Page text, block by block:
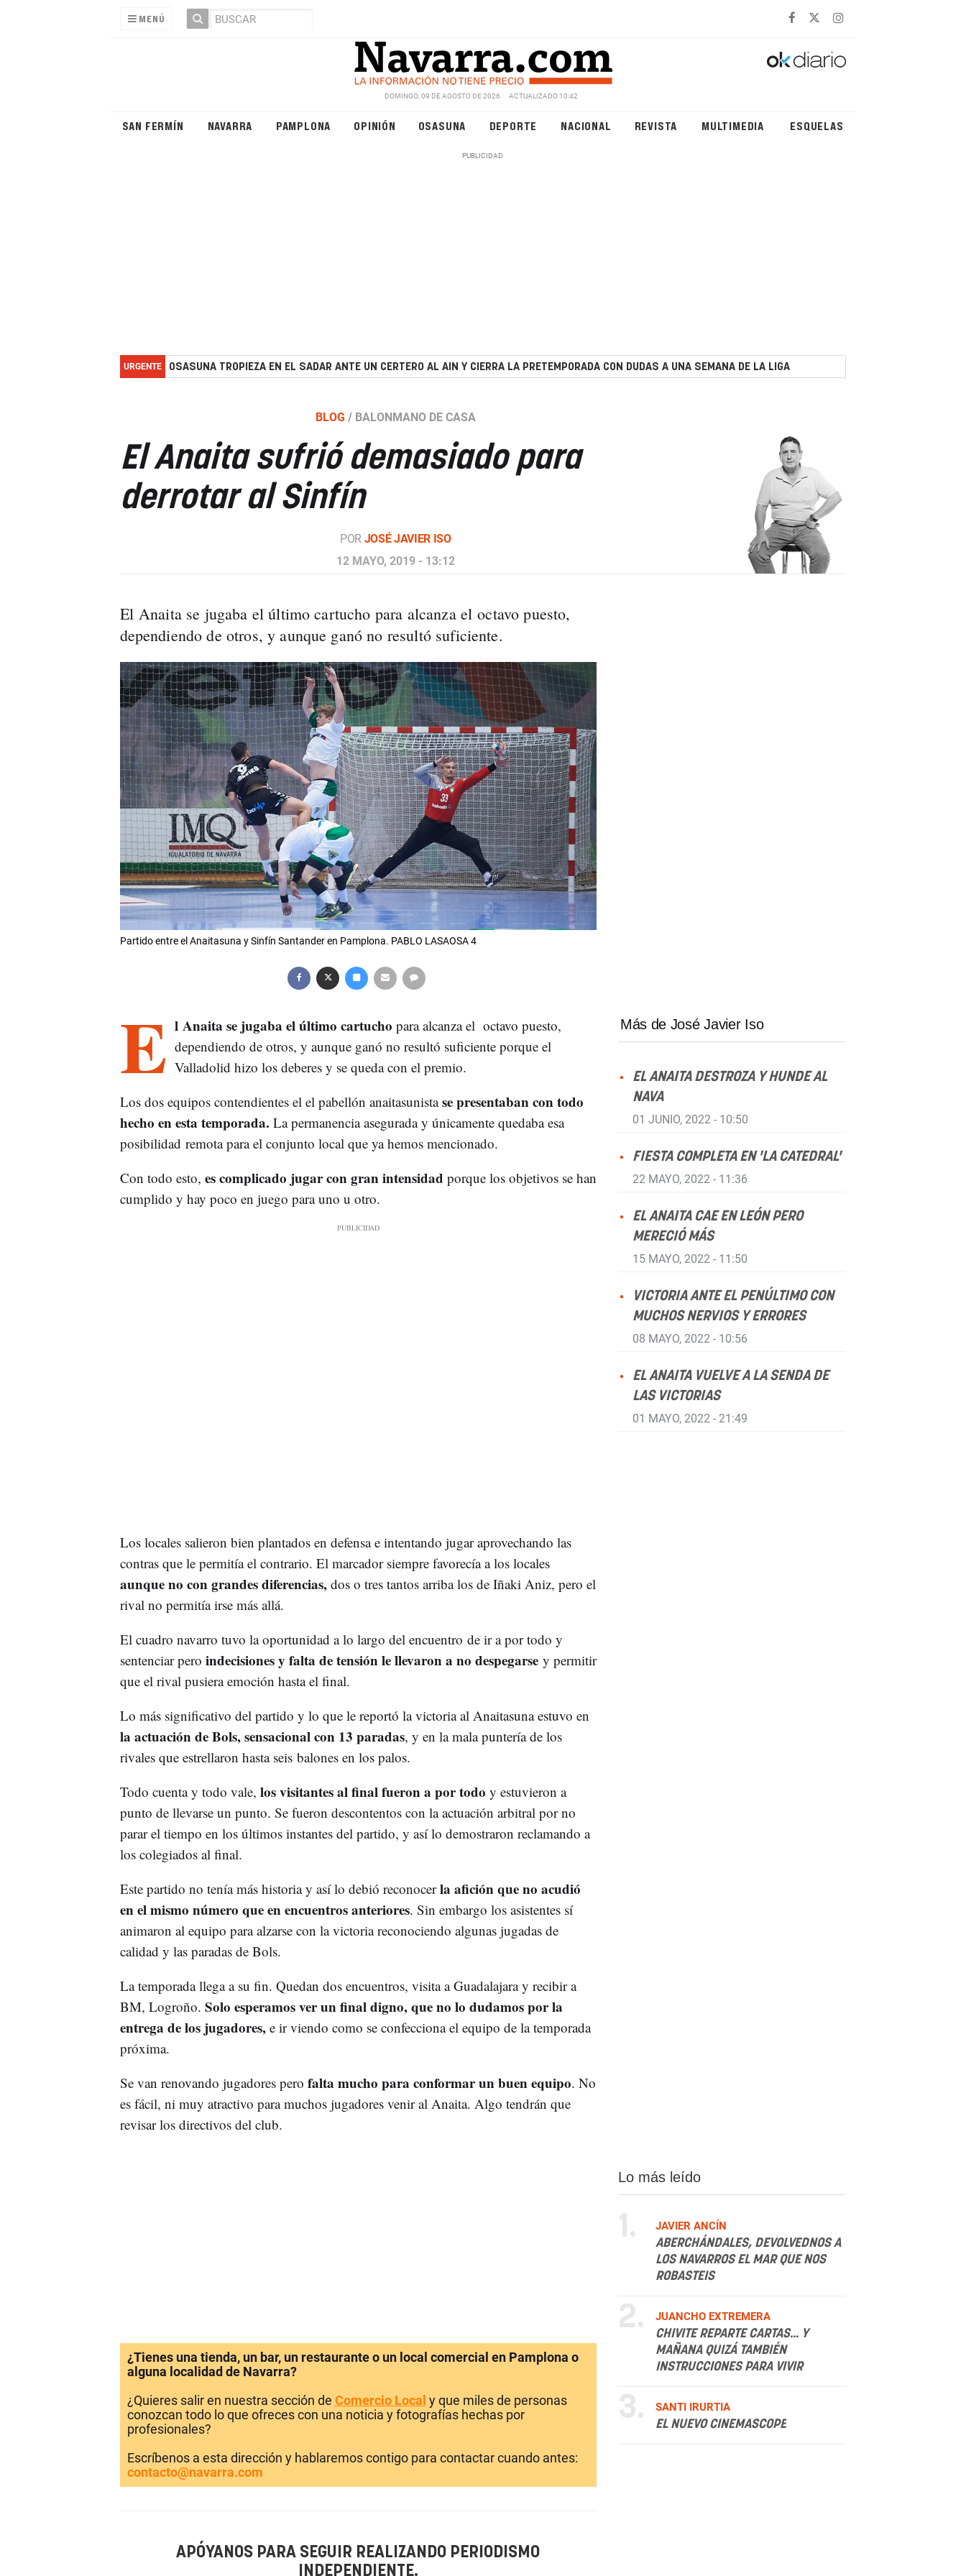
MENÚ
DOMINGO, 09 DE AGOSTO DE 2026 ACTUALIZADO 10:42
SAN FERMÍN NAVARRA PAMPLONA OPINIÓN OSASUNA DEPORTE NACIONAL REVISTA MULTIMEDIA ESQUELAS
URGENTE OSASUNA TROPIEZA EN EL SADAR ANTE UN CERTERO AL AIN Y CIERRA LA PRETEMPORADA CON DUDAS A UNA SEMANA DE LA LIGA
BLOG / BALONMANO DE CASA
El Anaita sufrió demasiado para
derrotar al Sinfín
POR JOSÉ JAVIER ISO
12 MAYO, 2019 - 13:12
El Anaita se jugaba el último cartucho para alcanza el octavo puesto,
dependiendo de otros, y aunque ganó no resultó suficiente.
Partido entre el Anaitasuna y Sinfín Santander en Pamplona. PABLO LASAOSA 4
E l Anaita se jugaba el último cartucho para alcanza el octavo puesto,
dependiendo de otros, y aunque ganó no resultó suficiente porque el
Valladolid hizo los deberes y se queda con el premio.
Los dos equipos contendientes el el pabellón anaitasunistase presentaban con todo
hecho en esta temporada. La permanencia asegurada y únicamente quedaba esa
posibilidad remota para el conjunto local que ya hemos mencionado.
Con todo esto, es complicado jugar con gran intensidad porque los objetivos se han
cumplido y hay poco en juego para uno u otro.
Los locales salieron bien plantados en defensa e intentando jugar aprovechando las
contras que le permitía el contrario. El marcador siempre favorecía a los locales
aunque no con grandes diferencias,dos o tres tantos arriba los de Iñaki Aniz, pero el
rival no permitía irse más allá.
El cuadro navarro tuvo la oportunidad a lo largo del encuentro de ir a por todo y
sentenciar pero indecisiones y falta de tensión le llevaron a no despegarsey permitir
que el rival pusiera emoción hasta el final.
Lo más significativo del partido y lo que le reportó la victoria al Anaitasuna estuvo en
la actuación de Bols, sensacional con 13 paradas, y en la mala puntería de los
rivales que estrellaron hasta seis balones en los palos.
Todo cuenta y todo vale, los visitantes al final fueron a por todo y estuvieron a
punto de llevarse un punto. Se fueron descontentos con la actuación arbitral por no
parar el tiempo en los últimos instantes del partido, y así lo demostraron reclamando a
los colegiados al final.
Este partido no tenía más historia y así lo debió reconocerla afición que no acudió
en el mismo número que en encuentros anteriores. Sin embargo los asistentes sí
animaron al equipo para alzarse con la victoria reconociendo algunas jugadas de
calidad y las paradas de Bols.
La temporada llega a su fin. Quedan dos encuentros, visita a Guadalajara y recibir a
BM, Logroño. Solo esperamos ver un final digno, que no lo dudamos por la
entrega de los jugadores,e ir viendo como se confecciona el equipo de la temporada
próxima.
Se van renovando jugadores pero falta mucho para conformar un buen equipo. No
es fácil, ni muy atractivo para muchos jugadores venir al Anaita. Algo tendrán que
revisar los directivos del club.
Más de José Javier Iso
EL ANAITA DESTROZA Y HUNDE AL
NAVA
01 JUNIO, 2022 - 10:50
FIESTA COMPLETA EN 'LA CATEDRAL'
22 MAYO, 2022 - 11:36
EL ANAITA CAE EN LEÓN PERO
MERECIÓ MÁS
15 MAYO, 2022 - 11:50
VICTORIA ANTE EL PENÚLTIMO CON
MUCHOS NERVIOS Y ERRORES
08 MAYO, 2022 - 10:56
EL ANAITA VUELVE A LA SENDA DE
LAS VICTORIAS
01 MAYO, 2022 - 21:49
¿Tienes una tienda, un bar, un restaurante o un local comercial en Pamplona o
alguna localidad de Navarra?
¿Quieres salir en nuestra sección de Comercio Local y que miles de personas
conozcan todo lo que ofreces con una noticia y fotografías hechas por
profesionales?
Escríbenos a esta dirección y hablaremos contigo para contactar cuando antes:
contacto@navarra.com
APÓYANOS PARA SEGUIR REALIZANDO PERIODISMO
INDEPENDIENTE.
Lo más leído
1.
JAVIER ANCÍN
ABERCHÁNDALES, DEVOLVEDNOS A
LOS NAVARROS EL MAR QUE NOS
ROBASTEIS
2.
JUANCHO EXTREMERA
CHIVITE REPARTE CARTAS... Y
MAÑANA QUIZÁ TAMBIÉN
INSTRUCCIONES PARA VIVIR
3.
SANTI IRURTIA
EL NUEVO CINEMASCOPE